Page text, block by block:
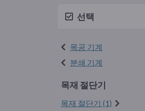
선택
목공 기계
분쇄 기계
목재 절단기
목재 절단기 (1)